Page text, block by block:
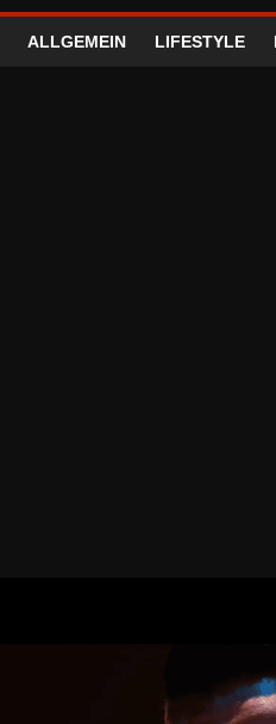
ALLGEMEIN LIFESTYLE